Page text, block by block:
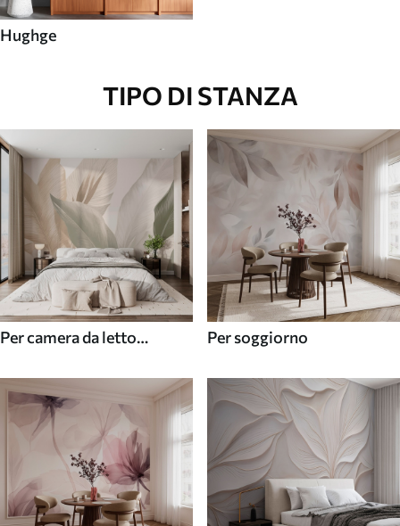
Hughge
TIPO DI STANZA
Per camera da letto
Per soggiorno